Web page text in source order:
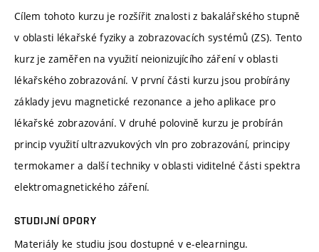
Cílem tohoto kurzu je rozšířit znalosti z bakalářského stupně
v oblasti lékařské fyziky a zobrazovacích systémů (ZS). Tento
kurz je zaměřen na využití neionizujícího záření v oblasti
lékařského zobrazování. V první části kurzu jsou probírány
základy jevu magnetické rezonance a jeho aplikace pro
lékařské zobrazování. V druhé polovině kurzu je probírán
princip využití ultrazvukových vln pro zobrazování, principy
termokamer a další techniky v oblasti viditelné části spektra
elektromagnetického záření.
STUDIJNÍ OPORY
Materiály ke studiu jsou dostupné v e-elearningu.